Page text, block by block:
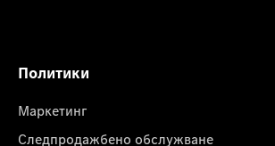
Политики
Маркетинг
Следпродажбено обслужване